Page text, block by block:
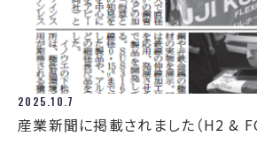
2025.10.7
産業新聞に掲載されました（H2 &